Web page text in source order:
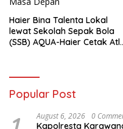
Haier Bina Talenta Lokal
lewat Sekolah Sepak Bola
(SSB) AQUA-Haier Cetak
Popular Post
August 6, 2026 0
Kapolresta